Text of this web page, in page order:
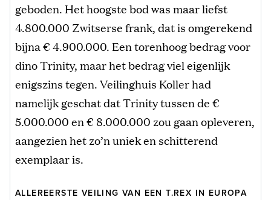
geboden. Het hoogste bod was maar liefst
4.800.000 Zwitserse frank, dat is omgerekend
bijna € 4.900.000. Een torenhoog bedrag voor
dino Trinity, maar het bedrag viel eigenlijk
enigszins tegen. Veilinghuis Koller had
namelijk geschat dat Trinity tussen de €
5.000.000 en € 8.000.000 zou gaan opleveren,
aangezien het zo’n uniek en schitterend
exemplaar is.
ALLEREERSTE VEILING VAN EEN T.REX IN EUROPA